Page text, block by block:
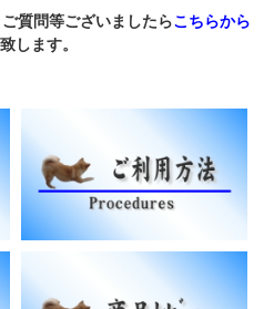
質問等ございましたらこちらから
します。